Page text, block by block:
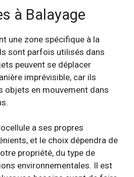
à Balayage
une zone spécifique à la
sont parfois utilisés dans
peuvent se déplacer
imprévisible, car ils
objets en mouvement dans
a ses propres
et le choix dépendra de
propriété, du type de
environnementales. Il est